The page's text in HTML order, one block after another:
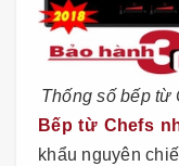
Thống số bếp từ
Bếp từ Chefs
khẩu nguyên